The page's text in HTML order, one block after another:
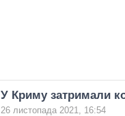
У Криму затримали
26 листопада 2021, 16:54